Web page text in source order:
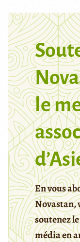
le
En vous
Novastan,
soutenez
média en